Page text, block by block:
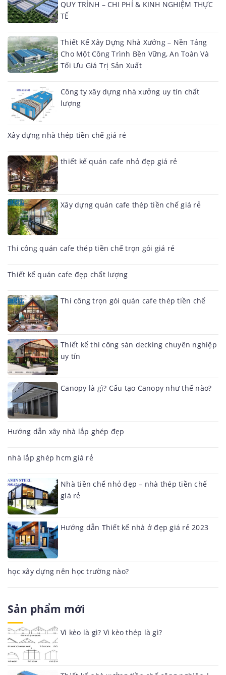
QUY TRÌNH – CHI PHÍ & KINH NGHIỆM THỰC
TẾ
Thiết Kế Xây Dựng Nhà Xưởng – Nền Tảng
Cho Một Công Trình Bền Vững, An Toàn Và
Tối Ưu Giá Trị Sản Xuất
Công ty xây dựng nhà xưởng uy tín chất
lượng
Xây dựng nhà thép tiền chế giá rẻ
thiết kế quán cafe nhỏ đẹp giá rẻ
Xây dựng quán cafe thép tiền chế giá rẻ
Thi công quán cafe thép tiền chế trọn gói giá rẻ
Thiết kế quán cafe đẹp chất lượng
Thi công trọn gói quán cafe thép tiền chế
Thiết kế thi công sàn decking chuyên nghiệp
uy tín
Canopy là gì? Cấu tạo Canopy như thế nào?
Hướng dẫn xây nhà lắp ghép đẹp
nhà lắp ghép hcm giá rẻ
Nhà tiền chế nhỏ đẹp – nhà thép tiền chế
giá rẻ
Hướng dẫn Thiết kế nhà ở đẹp giá rẻ 2023
học xây dựng nên học trường nào?
Sản phẩm mới
Vì kèo là gì? Vì kèo thép là gì?